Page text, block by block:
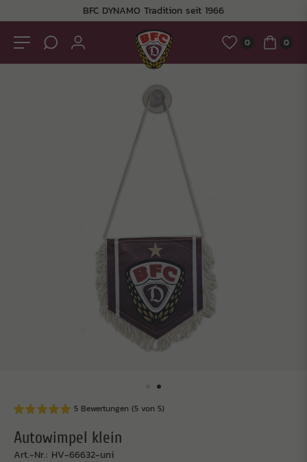
BFC DYNAMO Tradition seit 1966
0 0
5 Bewertungen (5 von 5)
Autowimpel klein
Art.-Nr.: HV-66632-uni